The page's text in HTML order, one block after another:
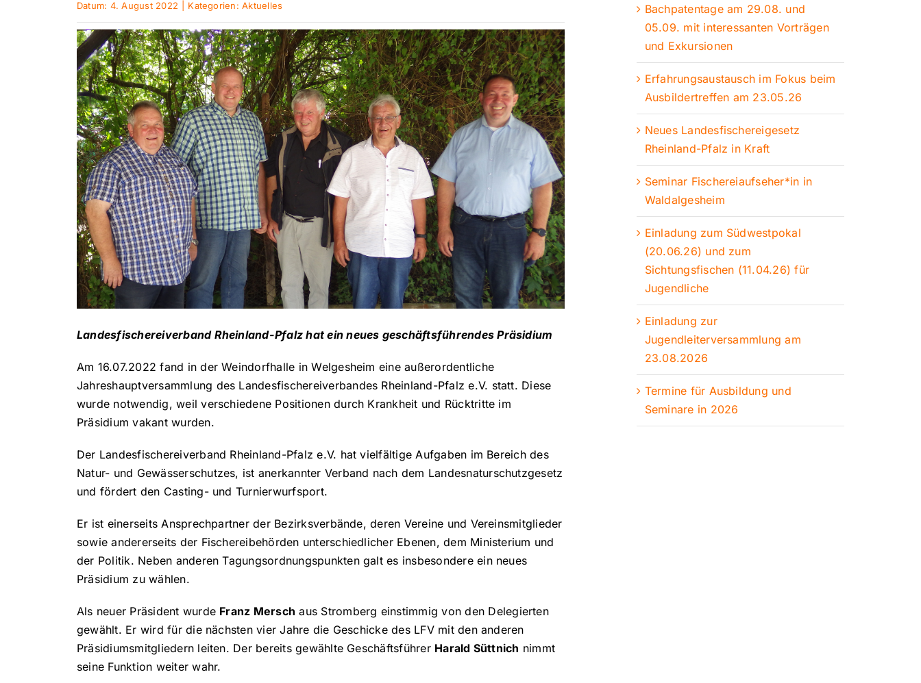
Datum: 4. August 2022 Kategorien:Aktuelles
Landesfischereiverband Rheinland-Pfalz hat ein neues geschäftsführendes Präsidium
Am 16.07.2022 fand in der Weindorfhalle in Welgesheim eine außerordentliche
Jahreshauptversammlung des Landesfischereiverbandes Rheinland-Pfalz e.V. statt. Diese
wurde notwendig, weil verschiedene Positionen durch Krankheit und Rücktritte im
Präsidium vakant wurden.
Der Landesfischereiverband Rheinland-Pfalz e.V. hat vielfältige Aufgaben im Bereich des
Natur- und Gewässerschutzes, ist anerkannter Verband nach dem Landesnaturschutzgesetz
und fördert den Casting- und Turnierwurfsport.
Er ist einerseits Ansprechpartner der Bezirksverbände, deren Vereine und Vereinsmitglieder
sowie andererseits der Fischereibehörden unterschiedlicher Ebenen, dem Ministerium und
der Politik. Neben anderen Tagungsordnungspunkten galt es insbesondere ein neues
Präsidium zu wählen.
Als neuer Präsident wurde Franz Mersch aus Stromberg einstimmig von den Delegierten
gewählt. Er wird für die nächsten vier Jahre die Geschicke des LFV mit den anderen
Präsidiumsmitgliedern leiten. Der bereits gewählte Geschäftsführer Harald Süttnich nimmt
seine Funktion weiter wahr.
Bachpatentage am 29.08. und
05.09. mit interessanten Vorträgen
und Exkursionen
Erfahrungsaustausch im Fokus beim
Ausbildertreffen am 23.05.26
Neues Landesfischereigesetz
Rheinland-Pfalz in Kraft
Seminar Fischereiaufseher*in in
Waldalgesheim
Einladung zum Südwestpokal
(20.06.26) und zum
Sichtungsfischen (11.04.26) für
Jugendliche
Einladung zur
Jugendleiterversammlung am
23.08.2026
Termine für Ausbildung und
Seminare in 2026